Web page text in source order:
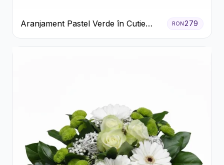
Aranjament Pastel Verde în Cutie
Galben Pal
RON279